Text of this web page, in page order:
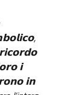
𝗶
𝗶𝗻